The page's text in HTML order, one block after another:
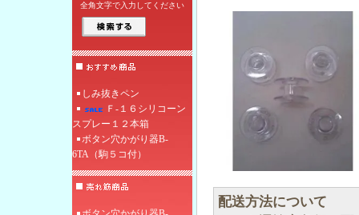
全角文字で入力してください
しみ抜きペン
Ｆ‐１６シリコーン
スプレー１２本箱
ボタン穴かがり器B-
6TA（駒５コ付）
配送方法について